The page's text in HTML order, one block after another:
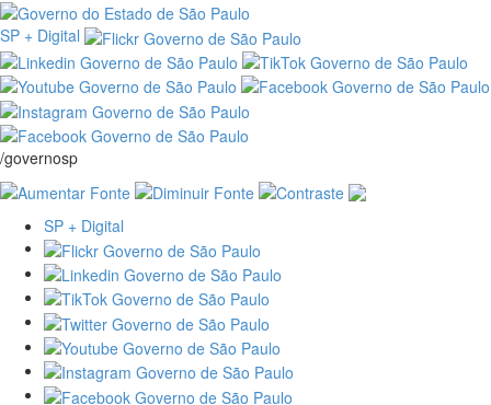
SP + Digital
/governosp
SP + Digital